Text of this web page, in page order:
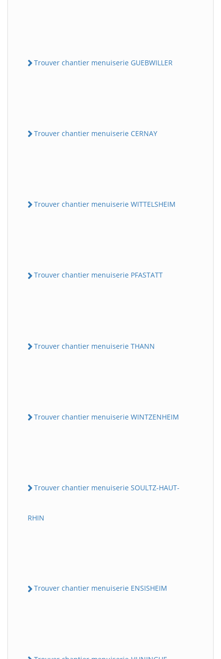
Trouver chantier menuiserie GUEBWILLER
Trouver chantier menuiserie CERNAY
Trouver chantier menuiserie WITTELSHEIM
Trouver chantier menuiserie PFASTATT
Trouver chantier menuiserie THANN
Trouver chantier menuiserie WINTZENHEIM
Trouver chantier menuiserie SOULTZ-HAUT-
RHIN
Trouver chantier menuiserie ENSISHEIM